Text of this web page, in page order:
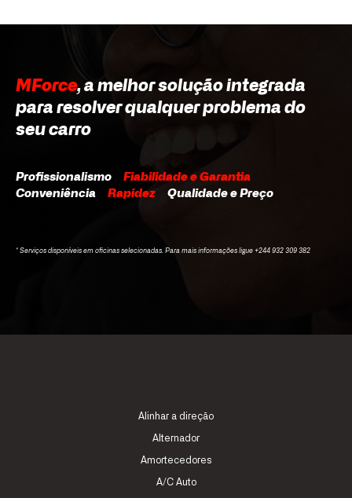
MForce, a melhor solução integrada
para resolver qualquer problema do
seu carro
Profissionalismo Fiabilidade e Garantia
Conveniência Rapidez Qualidade e Preço
* Serviços disponíveis em oficinas selecionadas. Para mais informações ligue +244 932 309 382
Alinhar a direção
Alternador
Amortecedores
A/C Auto